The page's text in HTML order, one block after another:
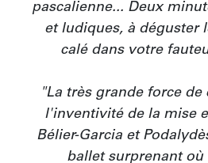
pascalienne... Deux
et ludiques, à déguster
calé dans votre
"La très grande force de
l'inventivité de la mise
Bélier-Garcia et
ballet surprenant où